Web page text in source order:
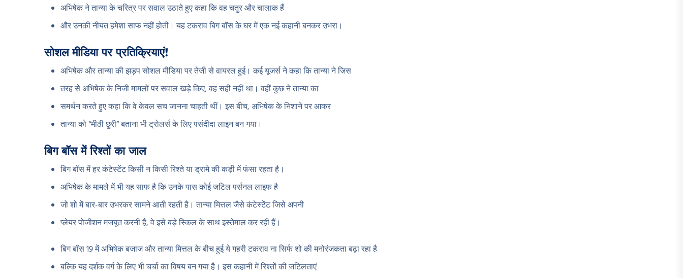
अभिषेक ने तान्या के चरित्र पर सवाल उठाते हुए कहा कि वह चतुर और चालाक हैं
और उनकी नीयत हमेशा साफ नहीं होती। यह टकराव बिग बॉस के घर में एक नई कहानी बनकर उभरा।
सोशल मीडिया पर प्रतिक्रियाएं!
अभिषेक और तान्या की झड़प सोशल मीडिया पर तेजी से वायरल हुई। कई यूजर्स ने कहा कि तान्या ने जिस
तरह से अभिषेक के निजी मामलों पर सवाल खड़े किए, वह सही नहीं था। वहीं कुछ ने तान्या का
समर्थन करते हुए कहा कि वे केवल सच जानना चाहती थीं। इस बीच, अभिषेक के निशाने पर आकर
तान्या को “मीठी छुरी” बताना भी ट्रोलर्स के लिए पसंदीदा लाइन बन गया।
बिग बॉस में रिश्तों का जाल
बिग बॉस में हर कंटेस्टेंट किसी न किसी रिश्ते या ड्रामे की कड़ी में फंसा रहता है।
अभिषेक के मामले में भी यह साफ है कि उनके पास कोई जटिल पर्सनल लाइफ है
जो शो में बार-बार उभरकर सामने आती रहती है। तान्या मित्तल जैसे कंटेस्टेंट जिसे अपनी
प्लेयर पोजीशन मजबूत करनी है, वे इसे बड़े स्किल के साथ इस्तेमाल कर रही हैं।
बिग बॉस 19 में अभिषेक बजाज और तान्या मित्तल के बीच हुई ये गहरी टकराव ना सिर्फ शो की मनोरंजकता बढ़ा रहा है
बल्कि यह दर्शक वर्ग के लिए भी चर्चा का विषय बन गया है। इस कहानी में रिश्तों की जटिलताएं